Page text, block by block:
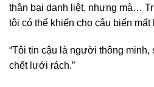
thân bại danh liệt, nhưng mà…
tôi có thể khiến cho cậu biến mất
“Tôi tin cậu là người thông minh,
chết lưới rách.”